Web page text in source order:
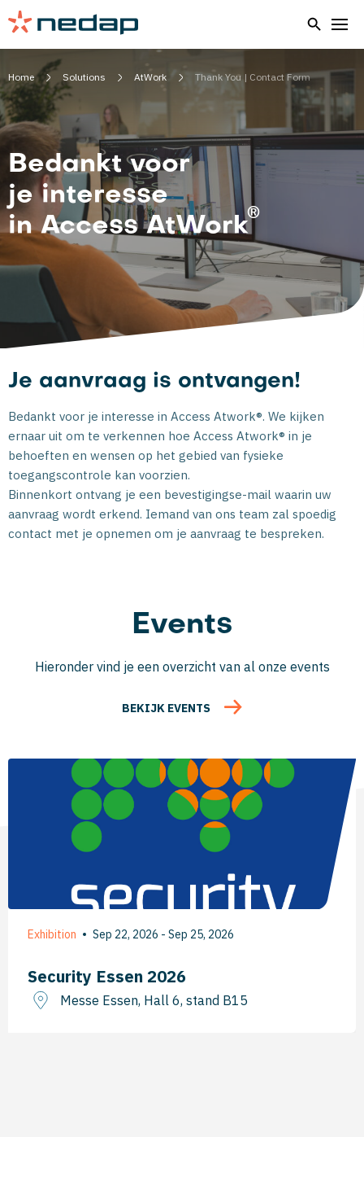
Home Solutions AtWork Thank You | Contact Form
Bedankt voor
je interesse
in Access AtWork
®
Je aanvraag is ontvangen!
Bedankt voor je interesse in Access Atwork®. We kijken
ernaar uit om te verkennen hoe Access Atwork® in je
behoeften en wensen op het gebied van fysieke
toegangscontrole kan voorzien.
Binnenkort ontvang je een bevestigingse-mail waarin uw
aanvraag wordt erkend. Iemand van ons team zal spoedig
contact met je opnemen om je aanvraag te bespreken.
Events
Hieronder vind je een overzicht van al onze events
BEKIJK EVENTS
Exhibition Sep 22, 2026 - Sep 25, 2026
Security Essen 2026
Messe Essen, Hall 6, stand B15